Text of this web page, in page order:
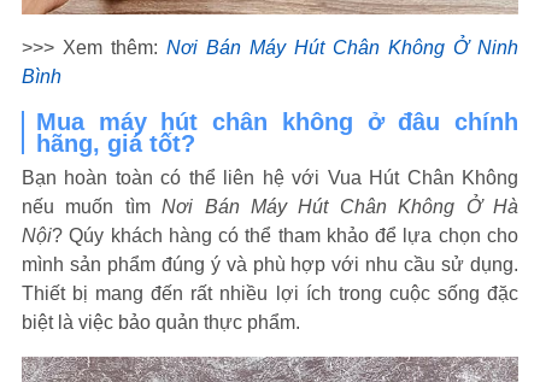
>>> Xem thêm: Nơi Bán Máy Hút Chân Không Ở Ninh
Bình
Mua máy hút chân không ở đâu chính
hãng, giá tốt?
Bạn hoàn toàn có thể liên hệ với Vua Hút Chân Không
nếu muốn tìmNơi Bán Máy Hút Chân Không Ở Hà
Nội? Qúy khách hàng có thể tham khảo để lựa chọn cho
mình sản phẩm đúng ý và phù hợp với nhu cầu sử dụng.
Thiết bị mang đến rất nhiều lợi ích trong cuộc sống đặc
biệt là việc bảo quản thực phẩm.